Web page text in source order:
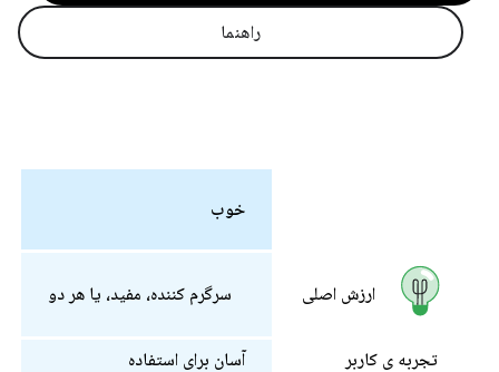
راهنما
خوب
ارزش اصلی سرگرم کننده، مفید، یا هر دو
تجربه ی کاربر آسان برای استفاده